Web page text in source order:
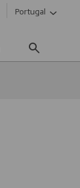
Portugal